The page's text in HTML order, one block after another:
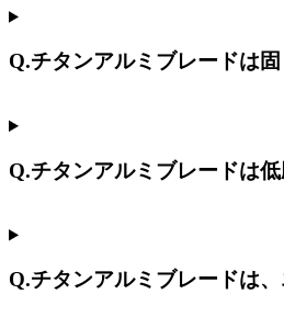
Q.チタンアルミブレードは
Q.チタンアルミブレードは
Q.チタンアルミブレードは